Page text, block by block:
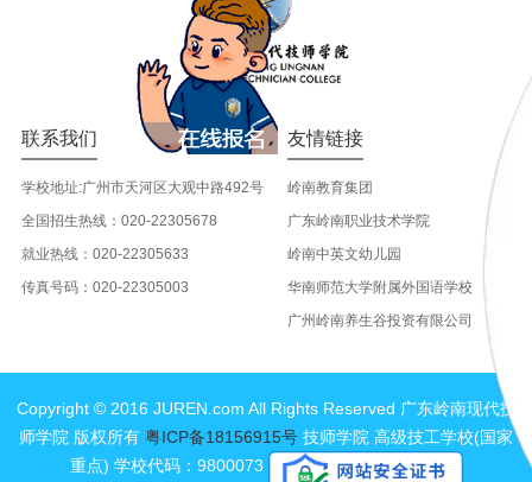
联系我们
学校地址:广州市天河区大观中路492号
全国招生热线：020-22305678
就业热线：020-22305633
传真号码：020-22305003
友情链接
岭南教育集团
广东岭南职业技术学院
岭南中英文幼儿园
华南师范大学附属外国语学校
广州岭南养生谷投资有限公司
Copyright © 2016 JUREN.com All Rights Reserved 广东岭南现代技
师学院 版权所有 粤ICP备18156915号 技师学院 高级技工学校(国家
重点) 学校代码：9800073